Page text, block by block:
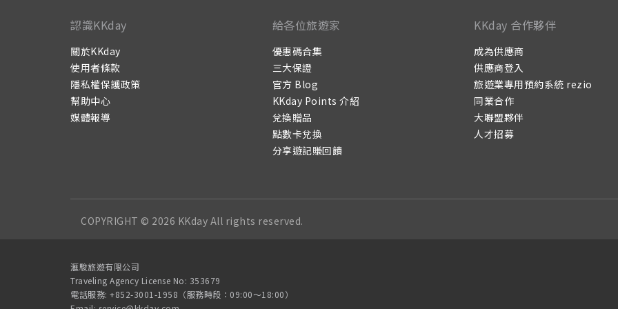
認識KKday
關於KKday
使用者條款
隱私權保護政策
幫助中心
媒體報導
給各位旅遊家
優惠碼合集
三大保證
官方 Blog
KKday Points 介紹
兌換贈品
點數卡兌換
分享遊記賺回饋
KKday 合作夥伴
成為供應商
供應商登入
旅遊業專用預約系統 rezio
同業合作
大聯盟夥伴
人才招募
COPYRIGHT © 2026 KKday All rights reserved.
滙駿旅遊有限公司
Traveling Agency License No: 353679
電話服務: +852-3001-1958（服務時段：09:00～18:00）